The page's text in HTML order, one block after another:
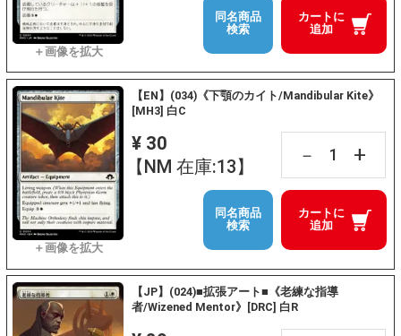
カートに
追加
同名商品
検索
【EN】(034)《下顎のカイト/Mandibular Kite》
[MH3] 白C
¥ 30
【NM 在庫:13】
－ +
カートに
追加
同名商品
検索
【JP】(024)■拡張アート■《老練な指導
者/Wizened Mentor》[DRC] 白R